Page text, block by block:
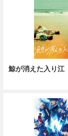
鯨が消えた入り江